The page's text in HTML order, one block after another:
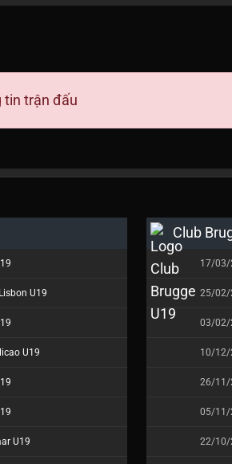
tin trận đấu
U19
U19
U19
Club
17/03/
25/02/
03/02/
10/12/
26/11/
05/11/
22/10/